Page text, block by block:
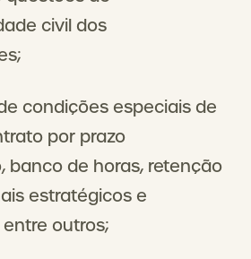
civil dos
condições especiais de
por prazo
banco de horas, retenção
estratégicos e
outros;